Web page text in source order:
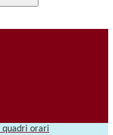
quadri orari